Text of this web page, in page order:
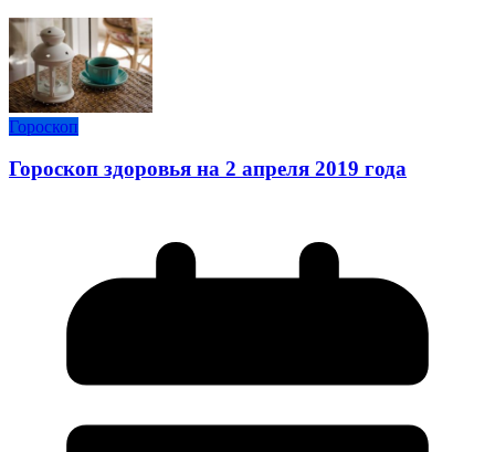
Гороскоп
Гороскоп здоровья на 2 апреля 2019 года